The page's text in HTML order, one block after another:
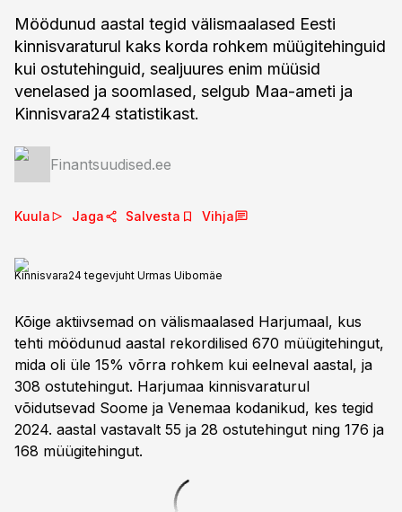
Möödunud aastal tegid välismaalased Eesti
kinnisvaraturul kaks korda rohkem müügitehinguid
kui ostutehinguid, sealjuures enim müüsid
venelased ja soomlased, selgub Maa-ameti ja
Kinnisvara24 statistikast.
Finantsuudised.ee
Kuula Jaga Salvesta Vihja
Kinnisvara24 tegevjuht Urmas Uibomäe
Kõige aktiivsemad on välismaalased Harjumaal, kus
tehti möödunud aastal rekordilised 670 müügitehingut,
mida oli üle 15% võrra rohkem kui eelneval aastal, ja
308 ostutehingut. Harjumaa kinnisvaraturul
võidutsevad Soome ja Venemaa kodanikud, kes tegid
2024. aastal vastavalt 55 ja 28 ostutehingut ning 176 ja
168 müügitehingut.